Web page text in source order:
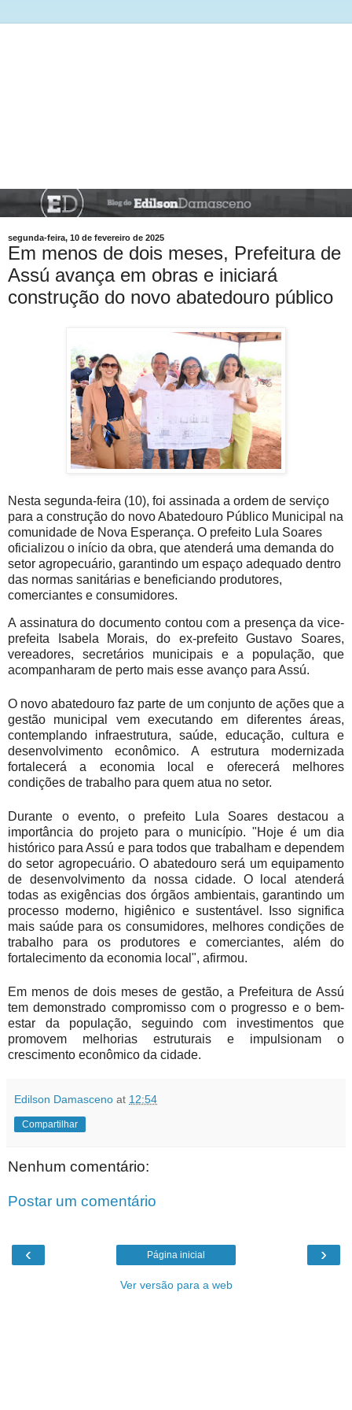
segunda-feira, 10 de fevereiro de 2025
Em menos de dois meses, Prefeitura de
Assú avança em obras e iniciará
construção do novo abatedouro público
Nesta segunda-feira (10), foi assinada a ordem de serviço
para a construção do novo Abatedouro Público Municipal na
comunidade de Nova Esperança. O prefeito Lula Soares
oficializou o início da obra, que atenderá uma demanda do
setor agropecuário, garantindo um espaço adequado dentro
das normas sanitárias e beneficiando produtores,
comerciantes e consumidores.
A assinatura do documento contou com a presença da vice-
prefeita Isabela Morais, do ex-prefeito Gustavo Soares,
vereadores, secretários municipais e a população, que
acompanharam de perto mais esse avanço para Assú.
O novo abatedouro faz parte de um conjunto de ações que a
gestão municipal vem executando em diferentes áreas,
contemplando infraestrutura, saúde, educação, cultura e
desenvolvimento econômico. A estrutura modernizada
fortalecerá a economia local e oferecerá melhores
condições de trabalho para quem atua no setor.
Durante o evento, o prefeito Lula Soares destacou a
importância do projeto para o município. "Hoje é um dia
histórico para Assú e para todos que trabalham e dependem
do setor agropecuário. O abatedouro será um equipamento
de desenvolvimento da nossa cidade. O local atenderá
todas as exigências dos órgãos ambientais, garantindo um
processo moderno, higiênico e sustentável. Isso significa
mais saúde para os consumidores, melhores condições de
trabalho para os produtores e comerciantes, além do
fortalecimento da economia local", afirmou.
Em menos de dois meses de gestão, a Prefeitura de Assú
tem demonstrado compromisso com o progresso e o bem-
estar da população, seguindo com investimentos que
promovem melhorias estruturais e impulsionam o
crescimento econômico da cidade.
Edilson Damasceno at 12:54
Compartilhar
Nenhum comentário:
Postar um comentário
‹ ›
Página inicial
Ver versão para a web